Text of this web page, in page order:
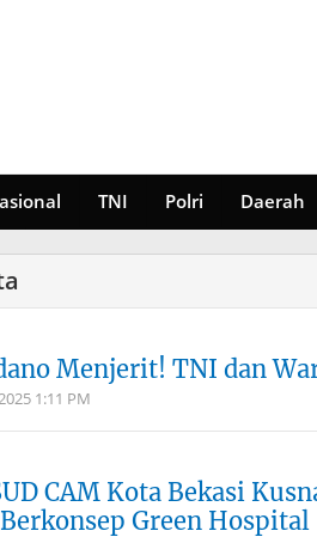
TNI Polri Daerah
Menjerit! TNI dan
1:11 PM
CAM Kota Bekasi
Berkonsep Green Hospital